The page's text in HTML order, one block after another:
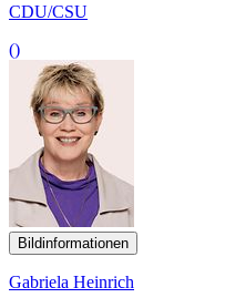
CDU/CSU
()
Bildinformationen
Gabriela Heinrich